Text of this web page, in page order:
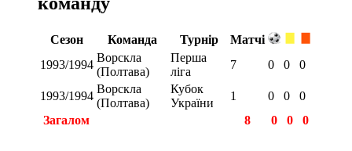
Сезон Команда Турнір
Матчі
1993/1994
Ворскла
(Полтава)
Перша
ліга
7 0 0 0
1993/1994
Ворскла
(Полтава)
Кубок
України
1 0 0
0
Загалом
8 0 0 0